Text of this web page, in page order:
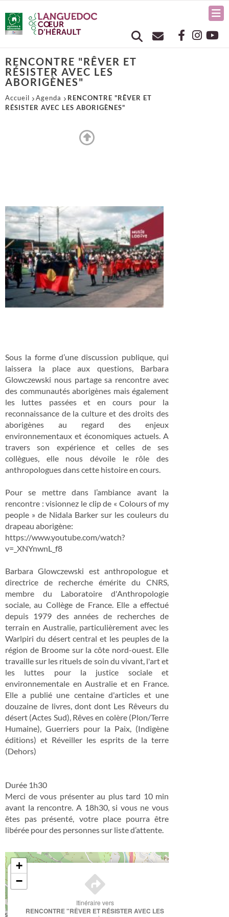
RENCONTRE "RÊVER ET
RÉSISTER AVEC LES
ABORIGÈNES"
Accueil Agenda
RENCONTRE "RÊVER ET
RÉSISTER AVEC LES ABORIGÈNES"
Sous la forme d’une discussion publique, qui
laissera la place aux questions, Barbara
Glowczewski nous partage sa rencontre avec
des communautés aborigènes mais également
les luttes passées et en cours pour la
reconnaissance de la culture et des droits des
aborigènes au regard des enjeux
environnementaux et économiques actuels. A
travers son expérience et celles de ses
collègues, elle nous dévoile le rôle des
anthropologues dans cette histoire en cours.
Pour se mettre dans l’ambiance avant la
rencontre : visionnez le clip de « Colours of my
people » de Nidala Barker sur les couleurs du
drapeau aborigène:
https://www.youtube.com/watch?
v=_XNYnwnL_f8
Barbara Glowczewski est anthropologue et
directrice de recherche émérite du CNRS,
membre du Laboratoire d'Anthropologie
sociale, au Collège de France. Elle a effectué
depuis 1979 des années de recherches de
terrain en Australie, particulièrement avec les
Warlpiri du désert central et les peuples de la
région de Broome sur la côte nord-ouest. Elle
travaille sur les rituels de soin du vivant, l'art et
les luttes pour la justice sociale et
environnementale en Australie et en France.
Elle a publié une centaine d'articles et une
douzaine de livres, dont dont Les Rêveurs du
désert (Actes Sud), Rêves en colère (Plon/Terre
Humaine), Guerriers pour la Paix, (Indigène
éditions) et Réveiller les esprits de la terre
(Dehors)
Durée 1h30
Merci de vous présenter au plus tard 10 min
avant la rencontre. A 18h30, si vous ne vous
êtes pas présenté, votre place pourra être
libérée pour des personnes sur liste d’attente.
Itinéraire vers
RENCONTRE "RÊVER ET RÉSISTER AVEC LES
+
−